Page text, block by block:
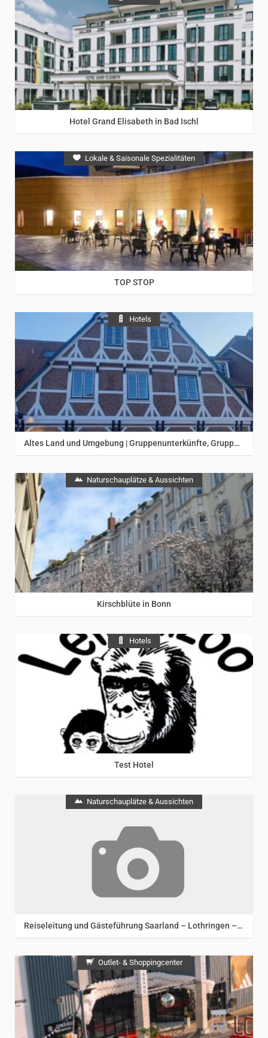
Hotel Grand Elisabeth in Bad Ischl
Lokale & Saisonale Spezialitäten
TOP STOP
Hotels
Altes Land und Umgebung | Gruppenunterkünfte, Gruppenreisen, Gästeführungen, Rundfahrten, Ausflüge und Events für Reisegruppen
Naturschauplätze & Aussichten
Kirschblüte in Bonn
Hotels
Test Hotel
Naturschauplätze & Aussichten
Reiseleitung und Gästeführung Saarland – Lothringen – Luxemburg – Trier
Outlet- & Shoppingcenter